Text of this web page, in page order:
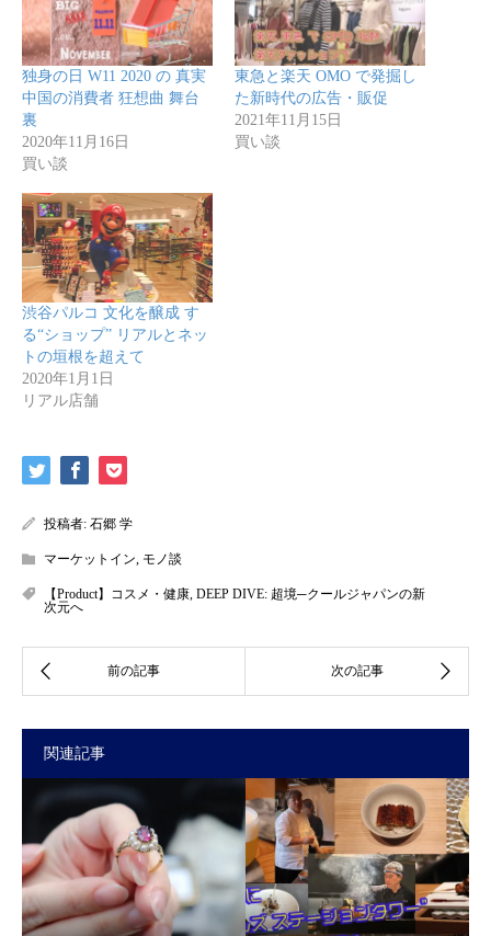
独身の日 W11 2020 の 真実
中国の消費者 狂想曲 舞台
裏
2020年11月16日
買い談
東急と楽天 OMO で発掘し
た新時代の広告・販促
2021年11月15日
買い談
渋谷パルコ 文化を醸成 す
る“ショップ” リアルとネッ
トの垣根を超えて
2020年1月1日
リアル店舗
投稿者: 石郷 学
マーケットイン モノ談
【Product】コスメ・健康 DEEP DIVE: 超境─クールジャパンの新
次元へ
関連記事